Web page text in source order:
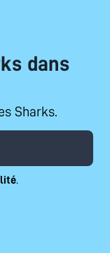
dans
Sharks.
.